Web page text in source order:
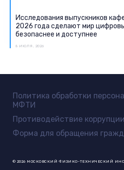
Исследования выпускников
2026 года сделают мир
безопаснее и доступнее
8 ИЮЛЯ, 2026
Политика обработки
МФТИ
Противодействие коррупции
Форма для обращения
© 2026 МОСКОВСКИЙ ФИЗИКО-ТЕХНИЧЕСКИЙ